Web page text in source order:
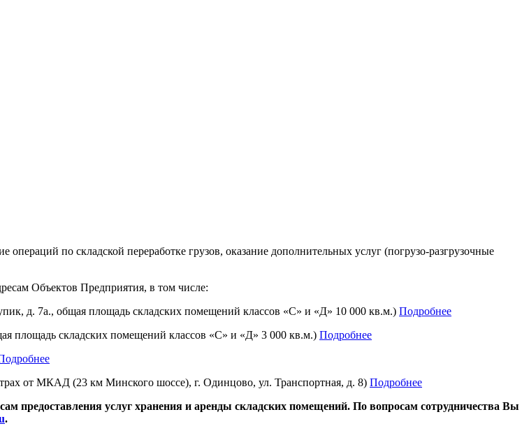
по складской переработке грузов, оказание дополнительных услуг (погрузо-разгрузочные
Объектов Предприятия, в том числе:
д. 7а., общая площадь складских помещений классов «С» и «Д» 10 000 кв.м.) Подробнее
площадь складских помещений классов «С» и «Д» 3 000 кв.м.) Подробнее
от МКАД (23 км Минского шоссе), г. Одинцово, ул. Транспортная, д. 8) Подробнее
предоставления услуг хранения и аренды складских помещений. По вопросам сотрудничества Вы
.